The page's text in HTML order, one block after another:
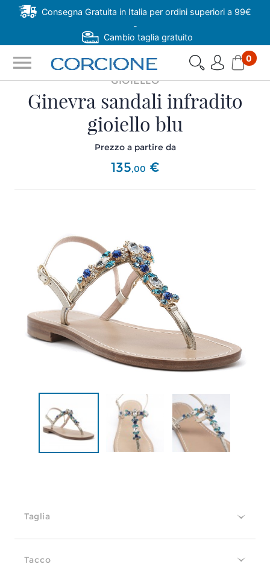
Consegna Gratuita in Italia per ordini superiori a 99€
-
Cambio taglia gratuito
menu 0
GIOIELLO
Ginevra sandali infradito
gioiello blu
Prezzo a partire da
135,00 €
Taglia
Tacco